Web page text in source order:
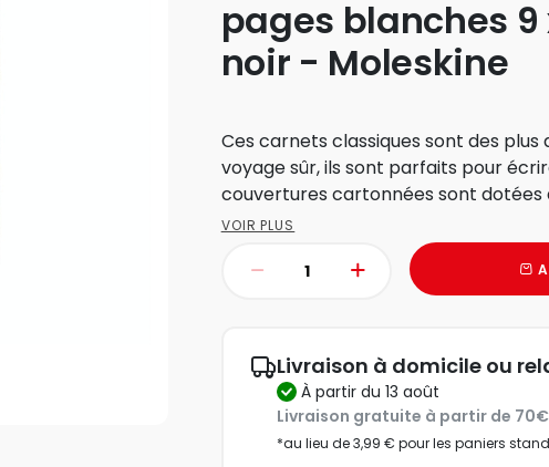
pages blanches 9
noir - Moleskine
Ces carnets classiques sont des
voyage sûr, ils sont parfaits pour
couvertures cartonnées sont dotées
VOIR PLUS
Livraison à domicile ou
à partir du 13 août
Livraison gratuite à partir de
*au lieu de 3,99 € pour les paniers